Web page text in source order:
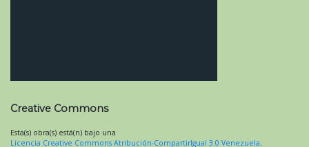
Creative Commons
Esta(s) obra(s) está(n) bajo una
Licencia Creative Commons Atribución-CompartirIgual 3.0 Venezuela.